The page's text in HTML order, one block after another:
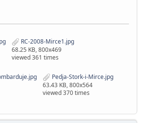
RC-2008-Mirce1.jpg
68.25 KB, 800x469
viewed 361 times
Pedja-Stork-i-Mirce.jpg
63.43 KB, 800x564
viewed 370 times